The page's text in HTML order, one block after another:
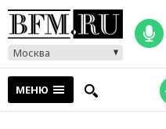
Москва
МЕНЮ